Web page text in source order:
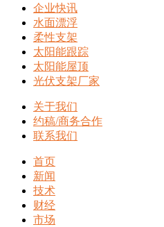
企业快讯
水面漂浮
柔性支架
太阳能跟踪
太阳能屋顶
光伏支架厂家
关于我们
约稿/商务合作
联系我们
首页
新闻
技术
财经
市场